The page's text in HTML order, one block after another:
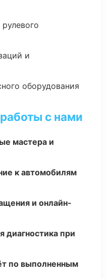
и
оборудования
с нами
мастера и
к автомобилям
и онлайн-
диагностика при
по выполненным